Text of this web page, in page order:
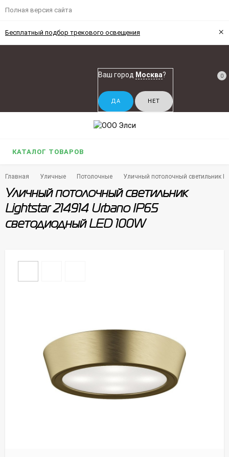
Полная версия сайта
Бесплатный подбор трекового освещения ×
Ваш город Москва? 0
КАТАЛОГ ТОВАРОВ
Главная Уличные Потолочные Уличный потолочный светильник
Уличный потолочный светильник
Lightstar 214914 Urbano IP65
светодиодный LED 100W